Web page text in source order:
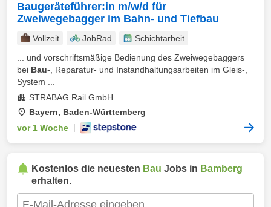
Baugeräteführer:in m/w/d für
Zweiwegebagger im Bahn- und Tiefbau
Vollzeit JobRad
Schichtarbeit
... und vorschriftsmäßige Bedienung des Zweiwegebaggers
bei Bau-, Reparatur- und Instandhaltungsarbeiten im Gleis-,
System ...
STRABAG Rail GmbH
Bayern, Baden-Württemberg
vor 1 Woche
Kostenlos die neuesten Bau Jobs in Bamberg
erhalten.